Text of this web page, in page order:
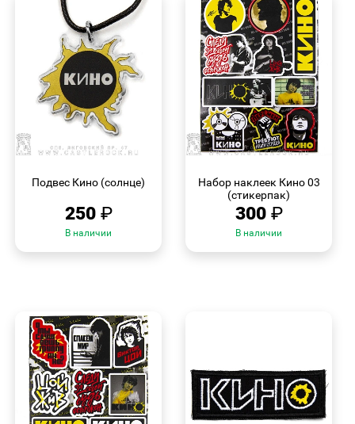
Подвес Кино (солнце)
250 ₽
В наличии
Набор наклеек Кино 03
(стикерпак)
300 ₽
В наличии